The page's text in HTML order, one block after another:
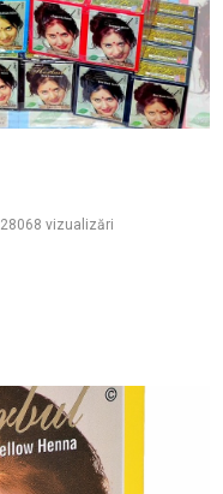
28068 vizualizări